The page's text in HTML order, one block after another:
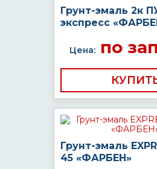
Грунт-эмаль 2к
экспресс
Цена:по
Грунт-эмаль
45 «ФАРБЕН»